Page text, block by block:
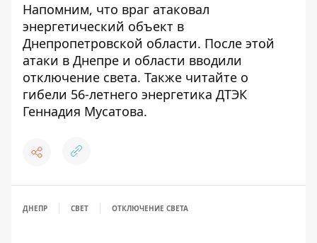
Напомним, что враг атаковал
энергетический объект в
Днепропетровской области. После этой
атаки в Днепре и области вводили
отключение света. Также читайте о
гибели 56-летнего энергетика ДТЭК
Геннадия Мусатова.
ДНЕПР СВЕТ ОТКЛЮЧЕНИЕ СВЕТА